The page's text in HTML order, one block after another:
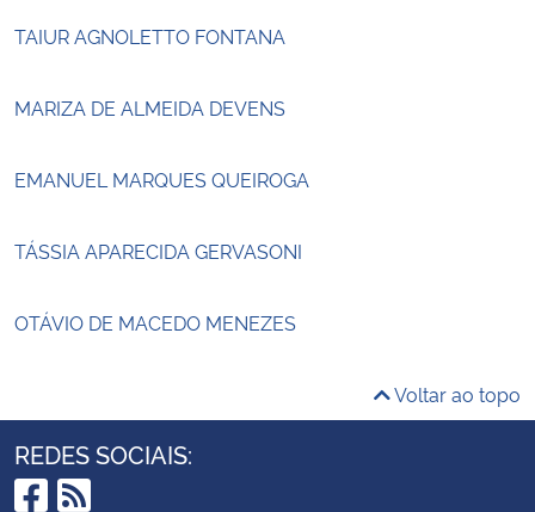
TAIUR AGNOLETTO FONTANA
MARIZA DE ALMEIDA DEVENS
EMANUEL MARQUES QUEIROGA
TÁSSIA APARECIDA GERVASONI
OTÁVIO DE MACEDO MENEZES
Voltar ao topo
REDES SOCIAIS: